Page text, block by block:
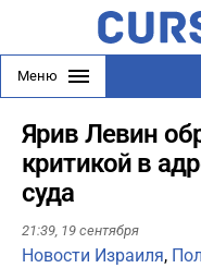
Меню
Ярив Левин
критикой в
суда
21:39, 19 сентября
Новости Израиля,